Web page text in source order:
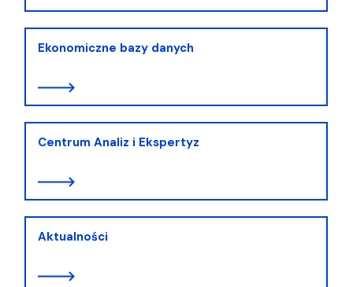
Ekonomiczne bazy danych
Centrum Analiz i Ekspertyz
Aktualności